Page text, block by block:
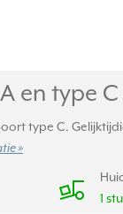
en type
type C.
»
1